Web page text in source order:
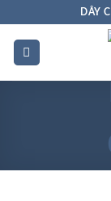
dung
DÂY